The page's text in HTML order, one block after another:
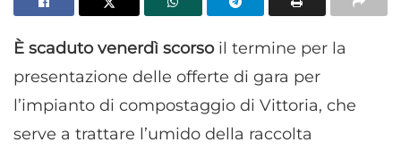
È scaduto venerdì scorsoil termine per la
presentazione delle offerte di gara per
l’impianto di compostaggio di Vittoria, che
serve a trattare l’umido della raccolta